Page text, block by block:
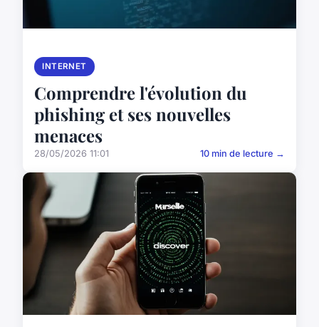
INTERNET
Comprendre l'évolution du
phishing et ses nouvelles
menaces
28/05/2026 11:01 10 min de lecture →